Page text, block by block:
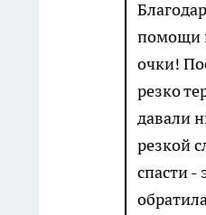
помощи
очки!
резко
давали
резкой
спасти -